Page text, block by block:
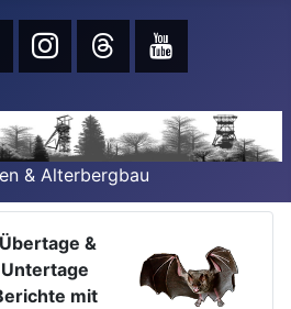
& Alterbergbau
Übertage &
Untertage
mit